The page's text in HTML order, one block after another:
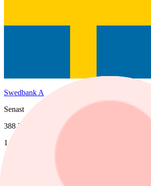
Swedbank A
Senast
388,30
1 dag %